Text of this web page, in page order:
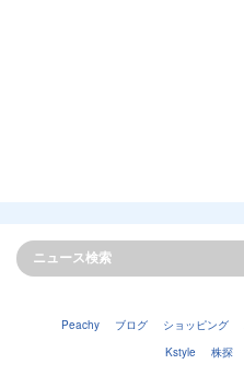
Peachy ブログ ショッピング
Kstyle
株探